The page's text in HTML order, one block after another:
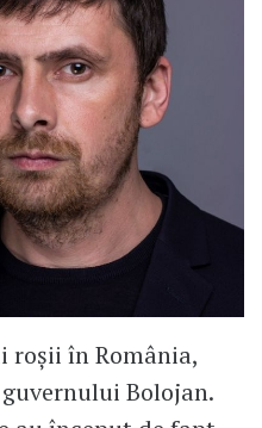
roșii în România,
Bolojan.